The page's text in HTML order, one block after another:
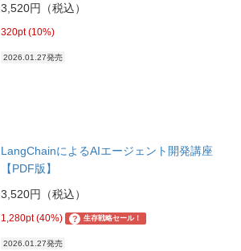
3,520円（税込）
320pt (10%)
2026.01.27発売
LangChainによるAIエージェント開発講座
【PDF版】
3,520円（税込）
1,280pt (40%) ? 生存戦略セール！
2026.01.27発売